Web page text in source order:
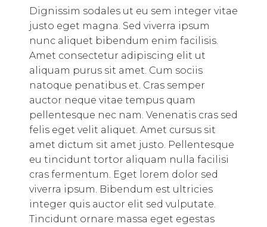
Dignissim sodales ut eu sem integer vitae
justo eget magna. Sed viverra ipsum
nunc aliquet bibendum enim facilisis.
Amet consectetur adipiscing elit ut
aliquam purus sit amet. Cum sociis
natoque penatibus et. Cras semper
auctor neque vitae tempus quam
pellentesque nec nam. Venenatis cras sed
felis eget velit aliquet. Amet cursus sit
amet dictum sit amet justo. Pellentesque
eu tincidunt tortor aliquam nulla facilisi
cras fermentum. Eget lorem dolor sed
viverra ipsum. Bibendum est ultricies
integer quis auctor elit sed vulputate.
Tincidunt ornare massa eget egestas